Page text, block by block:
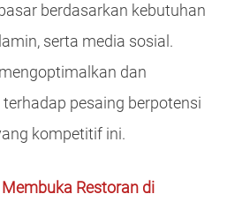
berdasarkan kebutuhan
serta media sosial.
dan
pesaing berpotensi
kompetitif ini.
Restoran di